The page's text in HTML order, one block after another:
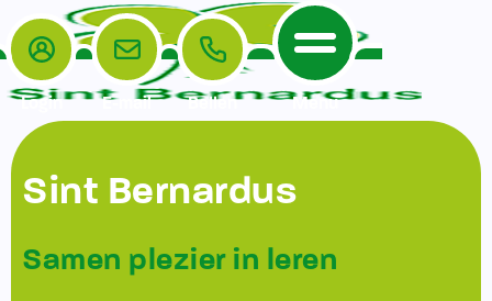
Home
De School
Veiligheidsplan
Het Team
Ouders
TussenSchoolse Opvang (TSO)
Login E-mail Bellen Menu
Sint Bernardus
Samen plezier in leren